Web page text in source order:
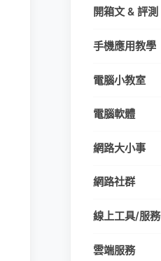
開箱文 & 評測
手機應用教學
電腦小教室
電腦軟體
網路大小事
網路社群
線上工具/服務
雲端服務